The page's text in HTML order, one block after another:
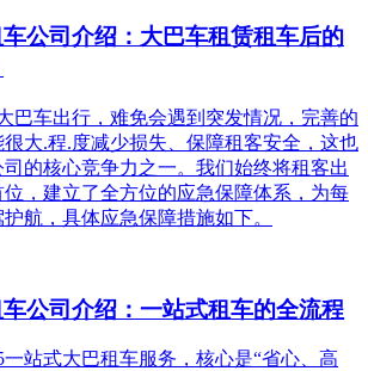
车公司介绍：大巴车租赁租车后的
巴车出行，难免会遇到突发情况，完善的
大.程.度减少损失、保障租客安全，这也
的核心竞争力之一。我们始终将租客出
，建立了全方位的应急保障体系，为每
航，具体应急保障措施如下。
车公司介绍：一站式租车的全流程
一站式大巴租车服务，核心是“省心、高